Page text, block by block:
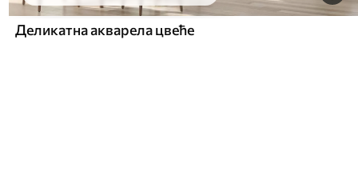
Деликатна акварела цвеће